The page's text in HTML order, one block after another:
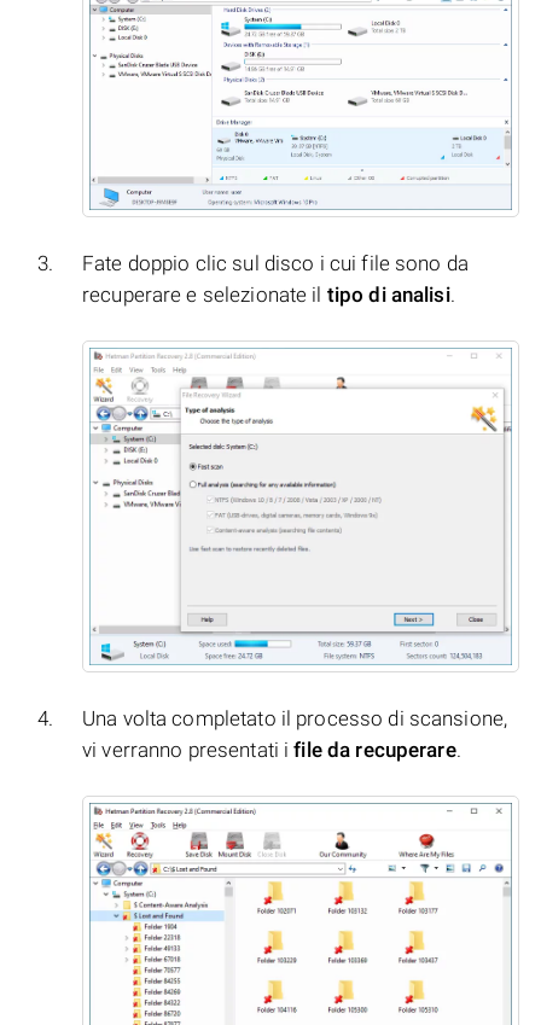
Fate doppio clic sul disco i cui file sono da
recuperare e selezionate il tipo di analisi.
Una volta completato il processo di scansione,
vi verranno presentati ifile da recuperare.